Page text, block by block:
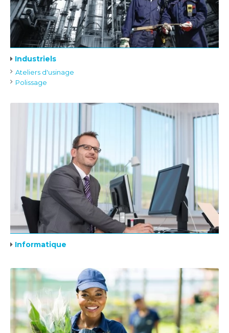
Industriels
Ateliers d'usinage
Polissage
Informatique